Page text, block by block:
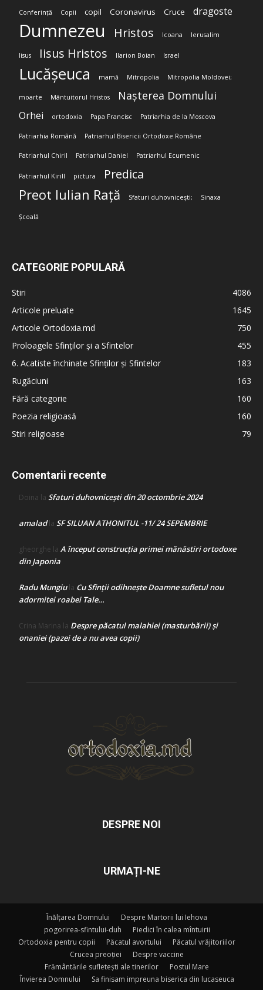
Conferință Copii copil Coronavirus Cruce dragoste
Dumnezeu Hristos Icoana Ierusalim
Iisus Iisus Hristos Ilarion Boian Israel
Lucășeuca mamă Mitropolia Mitropolia Moldovei;
moarte Mântuitorul Hristos Nașterea Domnului
Orhei ortodoxia Papa Francisc Patriarhia de la Moscova
Patriarhia Română Patriarhul Bisericii Ortodoxe Române
Patriarhul Chiril Patriarhul Daniel Patriarhul Ecumenic
Patriarhul Kirill pictura Predica
Preot Iulian Rață Sfaturi duhovnicești; Sinaxa
Școală
CATEGORIE POPULARĂ
Stiri
4086
Articole preluate
1645
Articole Ortodoxia.md
750
Proloagele Sfinților și a Sfintelor
455
6. Acatiste închinate Sfinților și Sfintelor
183
Rugăciuni
163
Fără categorie
160
Poezia religioasă
160
Stiri religioase
79
Comentarii recente
Doina la Sfaturi duhovnicești din 20 octombrie 2024
amaladla SF SILUAN ATHONITUL -11/ 24 SEPEMBRIE
gheorghe la A început construcţia primei mănăstiri ortodoxe
din Japonia
Radu Mungiula Cu Sfinții odihnește Doamne sufletul nou
adormitei roabei Tale…
Crina Marina la Despre păcatul malahiei (masturbării) şi
onaniei (pazei de a nu avea copii)
DESPRE NOI
URMAȚI-NE
Înălțarea Domnului
Despre Martorii lui Iehova
pogorirea-sfintului-duh
Piedici în calea mîntuirii
Ortodoxia pentru copii
Păcatul avortului
Păcatul vrăjitoriilor
Crucea preoției
Despre vaccine
Frământările sufletești ale tinerilor
Postul Mare
Învierea Domnului
Sa finisam impreuna biserica din lucaseuca